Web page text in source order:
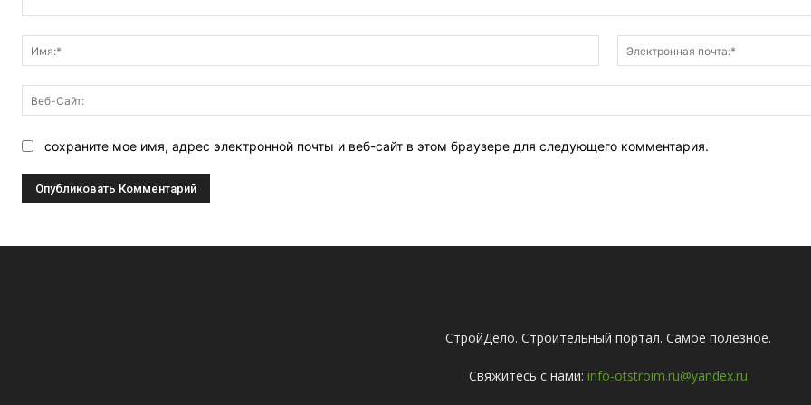
Имя:*
сохраните мое имя, адрес электронной почты и веб-сайт в этом браузере для следующего комментария.
СтройДело. Строительный портал. Самое полезное.
Свяжитесь с нами: info-otstroim.ru@yandex.ru